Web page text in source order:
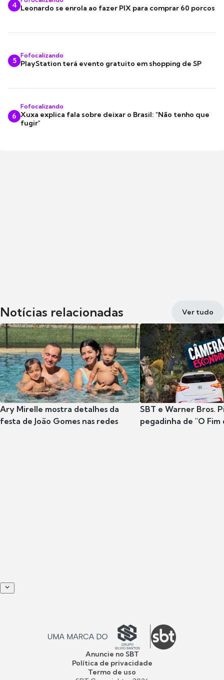
4 Leonardo se enrola ao fazer PIX para comprar 60 porcos
5
Fofocalizando
PlayStation terá evento gratuito em shopping de SP
6
Fofocalizando
Xuxa explica fala sobre deixar o Brasil: "Não tenho que
fugir"
Notícias relacionadas Ver tudo
Ary Mirelle mostra detalhes da
festa de João Gomes nas redes
SBT e Warner Bros.
pegadinha de "O Fim
Anuncie no SBT
Política de privacidade
Termo de uso